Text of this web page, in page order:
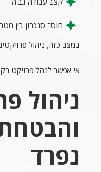
חוסר סנכרון בין
במצב כזה, ניהול
אי אפשר לנהל פרויקט רק
ניהול
נפרד